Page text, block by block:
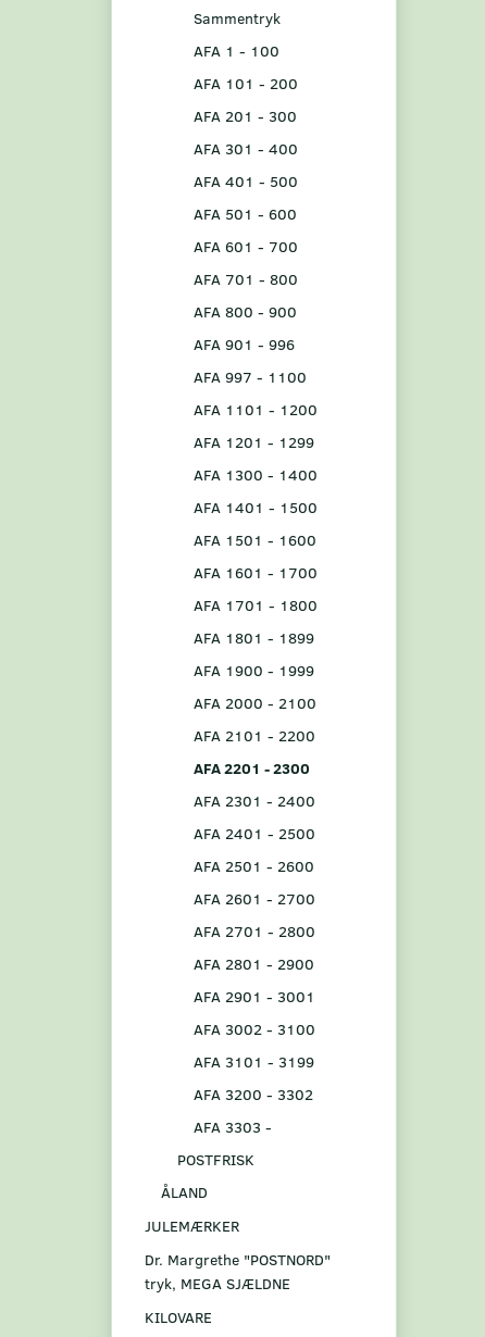
Sammentryk
AFA 1 - 100
AFA 101 - 200
AFA 201 - 300
AFA 301 - 400
AFA 401 - 500
AFA 501 - 600
AFA 601 - 700
AFA 701 - 800
AFA 800 - 900
AFA 901 - 996
AFA 997 - 1100
AFA 1101 - 1200
AFA 1201 - 1299
AFA 1300 - 1400
AFA 1401 - 1500
AFA 1501 - 1600
AFA 1601 - 1700
AFA 1701 - 1800
AFA 1801 - 1899
AFA 1900 - 1999
AFA 2000 - 2100
AFA 2101 - 2200
AFA 2201 - 2300
AFA 2301 - 2400
AFA 2401 - 2500
AFA 2501 - 2600
AFA 2601 - 2700
AFA 2701 - 2800
AFA 2801 - 2900
AFA 2901 - 3001
AFA 3002 - 3100
AFA 3101 - 3199
AFA 3200 - 3302
AFA 3303 -
POSTFRISK
ÅLAND
JULEMÆRKER
Dr. Margrethe "POSTNORD"
tryk, MEGA SJÆLDNE
KILOVARE